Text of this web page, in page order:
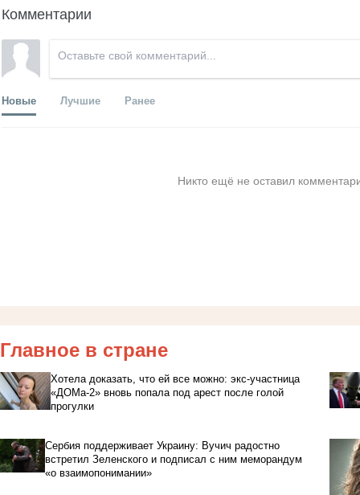
Комментарии
Новые Лучшие Ранее
Никто ещё не оставил
Главное в стране
Хотела доказать, что ей все можно: экс-участница
«ДОМа-2» вновь попала под арест после голой
прогулки
Сербия поддерживает Украину: Вучич радостно
встретил Зеленского и подписал с ним меморандум
«о взаимопонимании»